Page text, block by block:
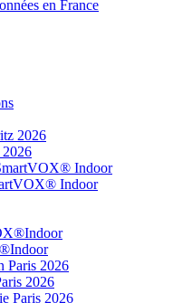
en France
Indoor
2026